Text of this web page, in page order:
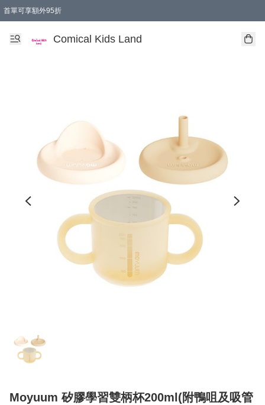
首單可享額外95折
Comical Kids Land
Moyuum 矽膠學習雙柄杯200ml(附鴨咀及吸管